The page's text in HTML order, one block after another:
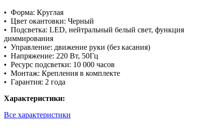
• Форма: Круглая
• Цвет окантовки: Черный
• Подсветка: LED, нейтральный белый свет, функция
диммирования
• Управление: движение руки (без касания)
• Напряжение: 220 Вт, 50Гц
• Ресурс подсветки: 10 000 часов
• Монтаж: Крепления в комплекте
• Гарантия: 2 года
Характеристики:
Все характеристики